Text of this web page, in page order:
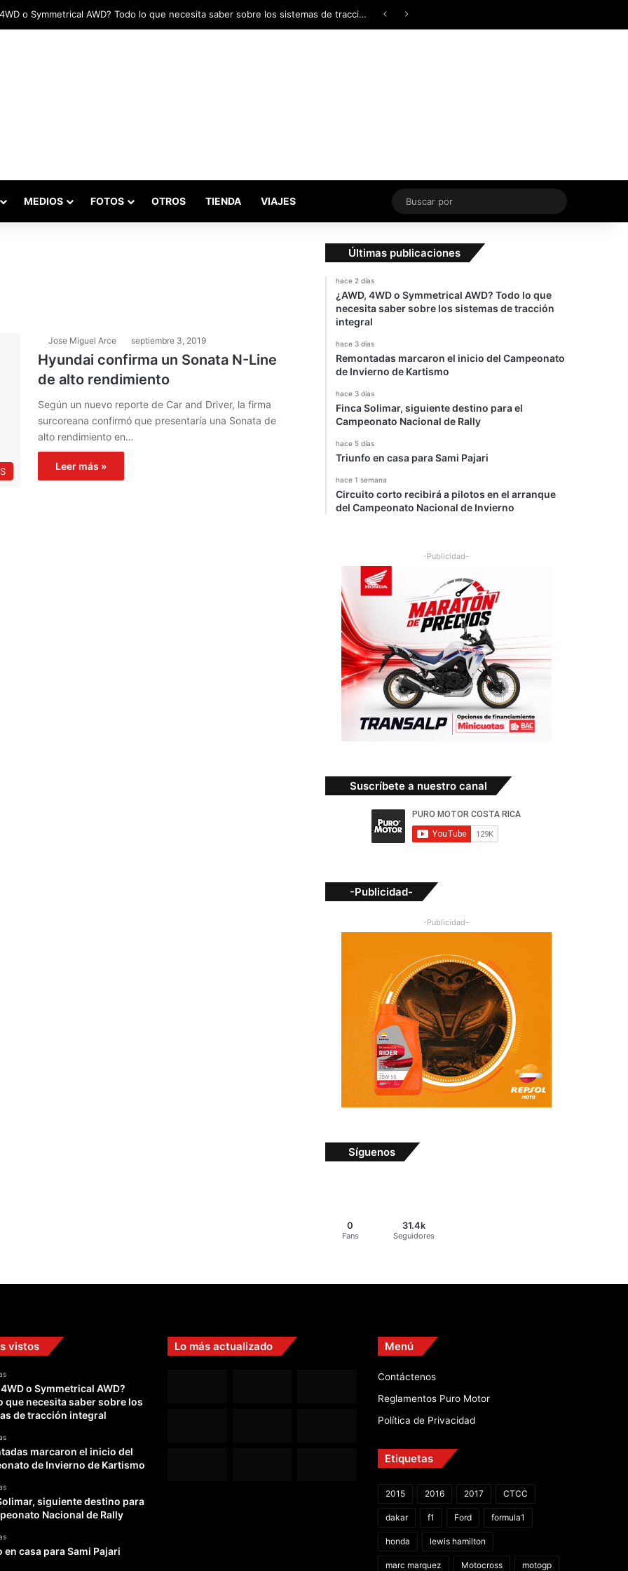
¿AWD, 4WD o Symmetrical AWD? Todo lo que necesita saber sobre los sistemas de tracción integral
MEDIOS FOTOS OTROS TIENDA VIAJES
Buscar
por
Jose Miguel Arce septiembre 3, 2019
Hyundai confirma un Sonata N-Line
de alto rendimiento
Según un nuevo reporte de Car and Driver, la firma
surcoreana confirmó que presentaría una Sonata de
alto rendimiento en…
Leer más »
Últimas publicaciones
hace 2 días
¿AWD, 4WD o Symmetrical AWD? Todo lo que
necesita saber sobre los sistemas de tracción
integral
hace 3 días
Remontadas marcaron el inicio del Campeonato
de Invierno de Kartismo
hace 3 días
Finca Solimar, siguiente destino para el
Campeonato Nacional de Rally
hace 5 días
Triunfo en casa para Sami Pajari
hace 1 semana
Circuito corto recibirá a pilotos en el arranque
del Campeonato Nacional de Invierno
-Publicidad-
Suscríbete a nuestro canal
-Publicidad-
-Publicidad-
Síguenos
0
Fans
31.4k
Seguidores
vistos
4WD o Symmetrical AWD?
que necesita saber sobre los
de tracción integral
marcaron el inicio del
de Invierno de Kartismo
siguiente destino para
Nacional de Rally
en casa para Sami Pajari
Lo más actualizado Menú
Contáctenos
Reglamentos Puro Motor
Política de Privacidad
Etiquetas
2015 2016 2017 CTCC
dakar f1 Ford formula1
honda lewis hamilton
marc marquez Motocross motogp